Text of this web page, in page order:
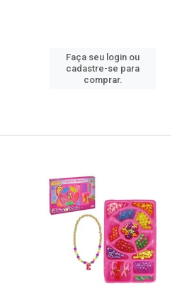
Faça seu login ou
cadastre-se para
comprar.